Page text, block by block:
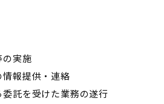
の実施
報提供・連絡
託を受けた業務の遂行